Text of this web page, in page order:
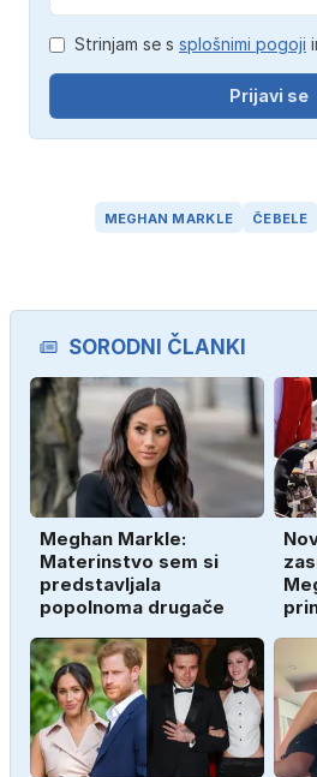
Strinjam se s splošnimi pogoji
Prijavi se
MEGHAN MARKLE ČEBELE
SORODNI ČLANKI
Meghan Markle:
Materinstvo sem si
predstavljala
popolnoma drugače